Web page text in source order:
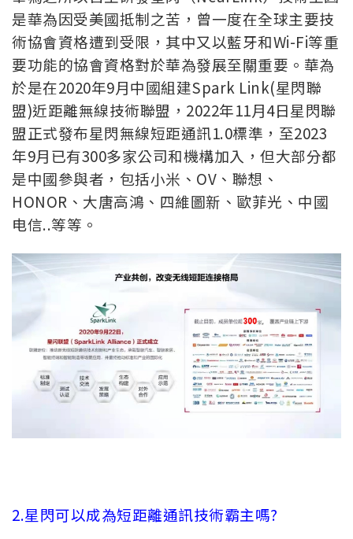
是華為因受美國抵制之苦，曾一度在全球主要技
術協會資格遭到受限，其中又以藍牙和Wi-Fi等重
要功能的協會資格對於華為發展至關重要。華為
於是在2020年9月中國組建Spark Link(星閃聯
盟)近距離無線技術聯盟，2022年11月4日星閃聯
盟正式發布星閃無線短距通訊1.0標準，至2023
年9月已有300多家公司和機構加入，但大部分都
是中國參與者，包括小米、OV、聯想、
HONOR、大唐高鴻、四維圖新、歐菲光、中國
电信..等等。
2.星閃可以成為短距離通訊技術霸主嗎?